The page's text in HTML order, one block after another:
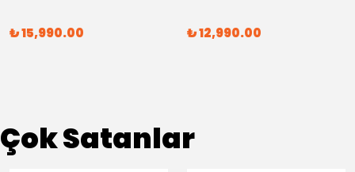
₺ 15,990.00 ₺ 12,990.00
Çok Satanlar